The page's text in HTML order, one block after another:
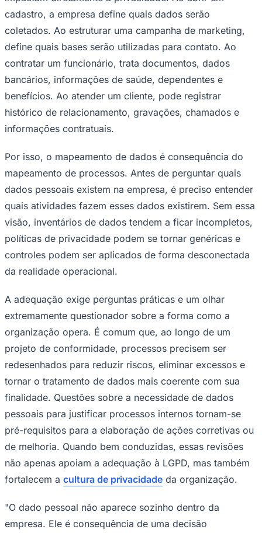
Corinthians
Palmeiras
cadastro, a empresa define quais dados serão
coletados. Ao estruturar uma campanha de marketing,
define quais bases serão utilizadas para contato. Ao
contratar um funcionário, trata documentos, dados
bancários, informações de saúde, dependentes e
benefícios. Ao atender um cliente, pode registrar
histórico de relacionamento, gravações, chamados e
informações contratuais.
Por isso, o mapeamento de dados é consequência do
mapeamento de processos. Antes de perguntar quais
dados pessoais existem na empresa, é preciso entender
quais atividades fazem esses dados existirem. Sem essa
visão, inventários de dados tendem a ficar incompletos,
políticas de privacidade podem se tornar genéricas e
controles podem ser aplicados de forma desconectada
da realidade operacional.
A adequação exige perguntas práticas e um olhar
extremamente questionador sobre a forma como a
organização opera. É comum que, ao longo de um
projeto de conformidade, processos precisem ser
redesenhados para reduzir riscos, eliminar excessos e
tornar o tratamento de dados mais coerente com sua
finalidade. Questões sobre a necessidade de dados
pessoais para justificar processos internos tornam-se
pré-requisitos para a elaboração de ações corretivas ou
de melhoria. Quando bem conduzidas, essas revisões
não apenas apoiam a adequação à LGPD, mas também
fortalecem a cultura de privacidade da organização.
"O dado pessoal não aparece sozinho dentro da
empresa. Ele é consequência de uma decisão